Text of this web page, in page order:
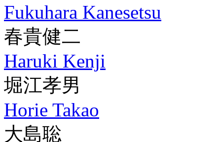
Fukuhara Kanesetsu
春貴健二
Haruki Kenji
堀江孝男
Horie Takao
大島聡